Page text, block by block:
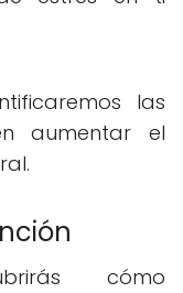
las
aumentar el
cómo